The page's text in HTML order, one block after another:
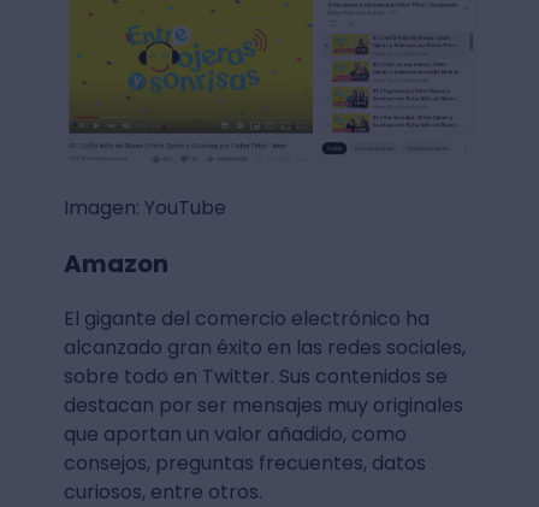
Imagen: YouTube
Amazon
El gigante del comercio electrónico ha
alcanzado gran éxito en las redes sociales,
sobre todo en Twitter. Sus contenidos se
destacan por ser mensajes muy originales
que aportan un valor añadido, como
consejos, preguntas frecuentes, datos
curiosos, entre otros.